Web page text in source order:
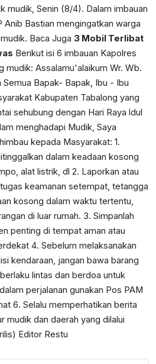
mudik, Senin (8/4). Dalam imbauan
Anib Bastian mengingatkan warga
Baca Juga 3 Mobil Terlibat
Berikut isi 6 imbauan Kapolres
mudik: Assalamu'alaikum Wr. Wb.
Semua Bapak- Bapak, Ibu - Ibu
Kabupaten Tabalong yang
sehubung dengan Hari Raya ldul
menghadapi Mudik, Saya
kepada Masyarakat: 1.
dalam keadaan kosong
alat listrik, dl 2. Laporkan atau
keamanan setempat, tetangga
kosong dalam waktu tertentu,
di luar rumah. 3. Simpanlah
penting di tempat aman atau
4. Sebelum melaksanakan
kendaraan, jangan bawa barang
lintas dan berdoa untuk
perjalanan gunakan Pos PAM
6. Selalu memperhatikan berita
mudik dan daerah yang dilalui
Editor Restu